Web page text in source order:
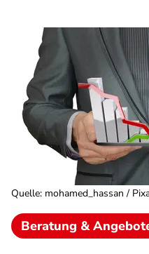
Quelle: mohamed_hassan /
Beratung &